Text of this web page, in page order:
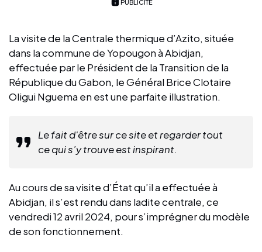
PUBLICITÉ
La visite de la Centrale thermique d’Azito, située
dans la commune de Yopougon à Abidjan,
effectuée par le Président de la Transition de la
République du Gabon, le Général Brice Clotaire
Oligui Nguema en est une parfaite illustration.
Le fait d'être sur ce site et regarder tout
ce qui s’y trouve est inspirant.
Au cours de sa visite d’État qu’il a effectuée à
Abidjan, il s’est rendu dans ladite centrale, ce
vendredi 12 avril 2024, pour s’imprégner du modèle
de son fonctionnement.